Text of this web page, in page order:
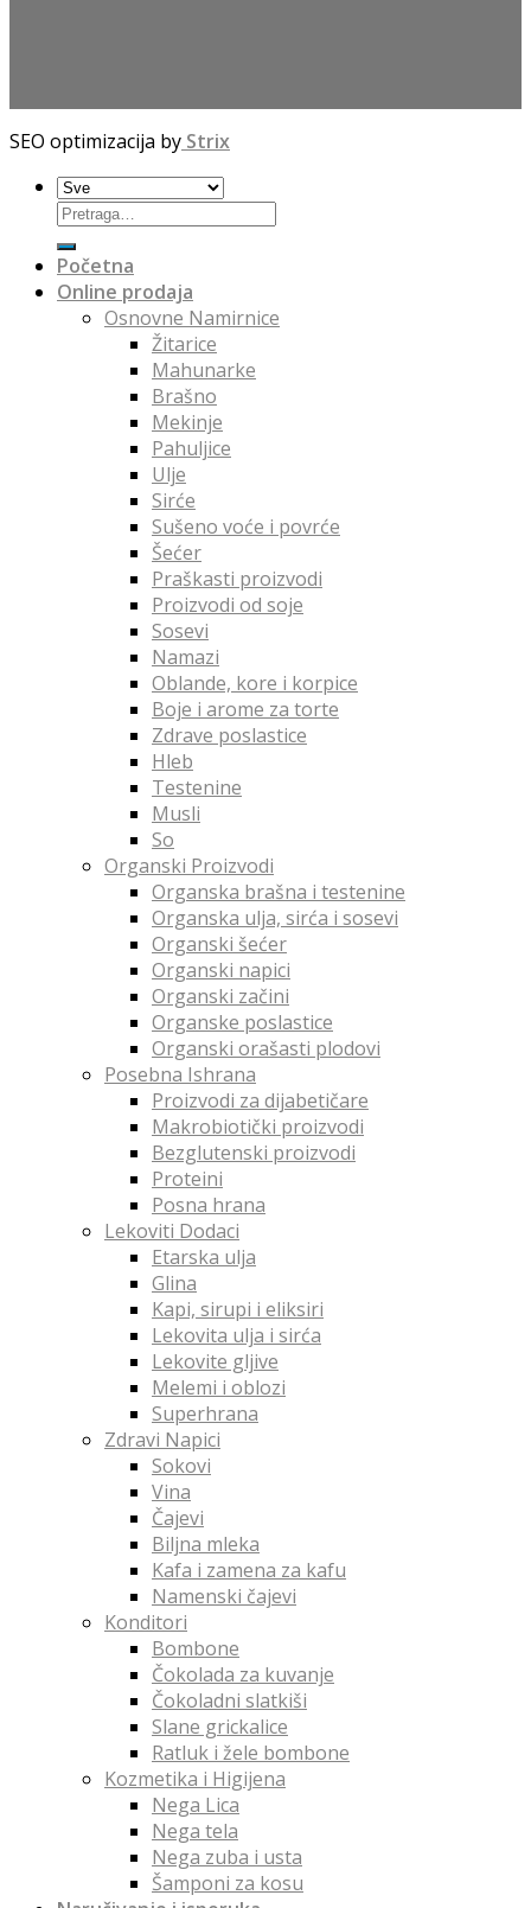
SEO optimizacija by Strix
Početna
Online prodaja
Osnovne Namirnice
Žitarice
Mahunarke
Brašno
Mekinje
Pahuljice
Ulje
Sirće
Sušeno voće i povrće
Šećer
Praškasti proizvodi
Proizvodi od soje
Sosevi
Namazi
Oblande, kore i korpice
Boje i arome za torte
Zdrave poslastice
Hleb
Testenine
Musli
So
Organski Proizvodi
Organska brašna i testenine
Organska ulja, sirća i sosevi
Organski šećer
Organski napici
Organski začini
Organske poslastice
Organski orašasti plodovi
Posebna Ishrana
Proizvodi za dijabetičare
Makrobiotički proizvodi
Bezglutenski proizvodi
Proteini
Posna hrana
Lekoviti Dodaci
Etarska ulja
Glina
Kapi, sirupi i eliksiri
Lekovita ulja i sirća
Lekovite gljive
Melemi i oblozi
Superhrana
Zdravi Napici
Sokovi
Vina
Čajevi
Biljna mleka
Kafa i zamena za kafu
Namenski čajevi
Konditori
Bombone
Čokolada za kuvanje
Čokoladni slatkiši
Slane grickalice
Ratluk i žele bombone
Kozmetika i Higijena
Nega Lica
Nega tela
Nega zuba i usta
Šamponi za kosu